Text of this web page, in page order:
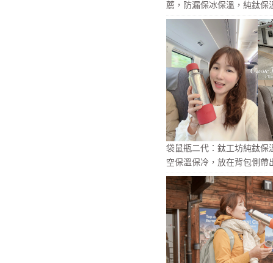
薦，防漏保冰保溫，純鈦保
袋鼠瓶二代：鈦工坊純鈦保
空保溫保冷，放在背包側帶